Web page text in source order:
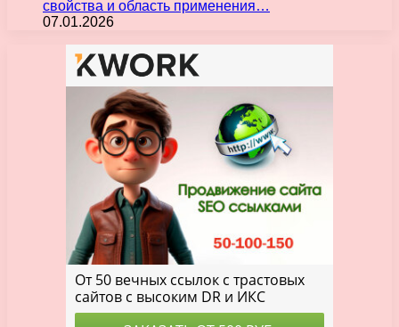
свойства и область применения…
07.01.2026